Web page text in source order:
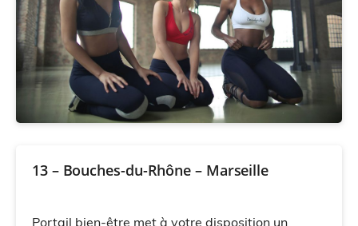
13 – Bouches-du-Rhône – Marseille
Portail bien-être met à votre disposition un